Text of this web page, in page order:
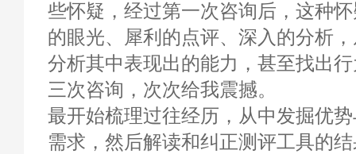
些怀疑，经过第一次咨询后，这种
的眼光、犀利的点评、深入的分析
分析其中表现出的能力，甚至找出
三次咨询，次次给我震撼。
最开始梳理过往经历，从中发掘优
需求，然后解读和纠正测评工具的